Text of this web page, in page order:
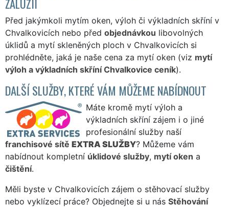
Před jakýmkoli mytím oken, výloh či výkladních skříní v
Chvalkovicích nebo před objednávkou libovolných
úklidů a mytí skleněných ploch v Chvalkovicích si
prohlédněte, jaká je naše cena za mytí oken (viz mytí
výloh a výkladních skříní Chvalkovice ceník).
DALŠÍ SLUŽBY, KTERÉ VÁM MŮŽEME NABÍDNOUT
Máte kromě mytí výloh a
výkladních skříní zájem i o jiné
profesionální služby naší
franchisové sítě EXTRA SLUŽBY? Můžeme vám
nabídnout kompletní úklidové služby, mytí oken a
čištění.
Měli byste v Chvalkovicích zájem o stěhovací služby
nebo vyklízecí práce? Objednejte si u nás Stěhování